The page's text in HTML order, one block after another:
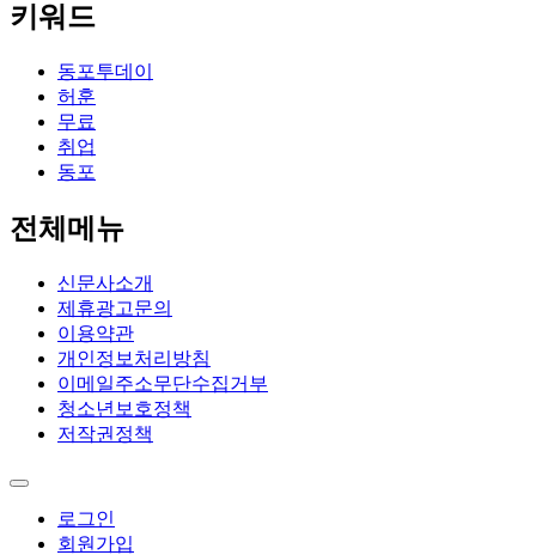
키워드
동포투데이
허훈
무료
취업
동포
전체메뉴
신문사소개
제휴광고문의
이용약관
개인정보처리방침
이메일주소무단수집거부
청소년보호정책
저작권정책
로그인
회원가입